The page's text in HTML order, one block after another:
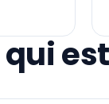
qui